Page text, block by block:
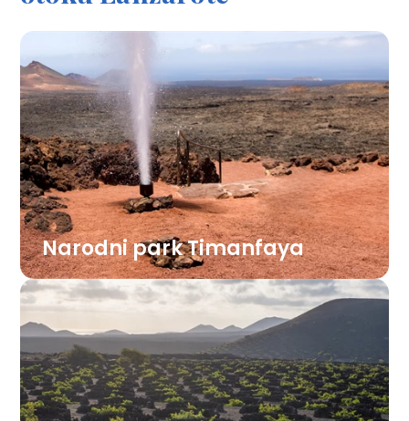
Narodni park Timanfaya
Ognjeni park z vulkanskimi stožci, kraterji in
kamnito pokrajino, kjer zemlja pod površjem
še vedno oddaja toploto. Organizirani
prevozi vas peljejo med vulkani, ob
postankih pa lahko opazujte, kako iz tal še
vedno bruha para.